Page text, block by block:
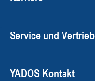
Service und Vertrieb
YADOS Kontakt